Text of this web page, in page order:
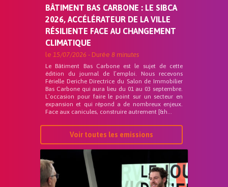
BÂTIMENT BAS CARBONE : LE SIBCA
2026, ACCÉLÉRATEUR DE LA VILLE
RÉSILIENTE FACE AU CHANGEMENT
CLIMATIQUE
le 15/07/2026 - Durée 8 minutes
Le Bâtiment Bas Carbone est le sujet de cette
édition du journal de l’emploi. Nous recevons
Férielle Deriche Directrice du Salon de Immobilier
Bas Carbone qui aura lieu du 01 au 03 septembre.
L’occasion pour faire le point sur un secteur en
expansion et qui répond a de nombreux enjeux.
Face aux canicules, construire autrement [&h...
Voir toutes les emissions